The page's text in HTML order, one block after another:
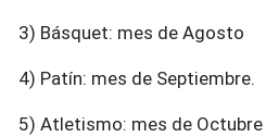
3) Básquet: mes de Agosto
4) Patín: mes de Septiembre.
5) Atletismo: mes de Octubre